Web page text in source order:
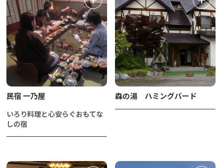
民宿 一乃屋
いろり料理と心安らぐおもてな
しの宿
森の湯 ハミングバード